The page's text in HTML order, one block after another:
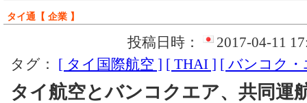
タイ通【 企業 】
投稿日時：
2017-04-11
タグ： [ タイ国際航空 ] [ THAI ] [ バンコク
タイ航空とバンコクエア、共同運